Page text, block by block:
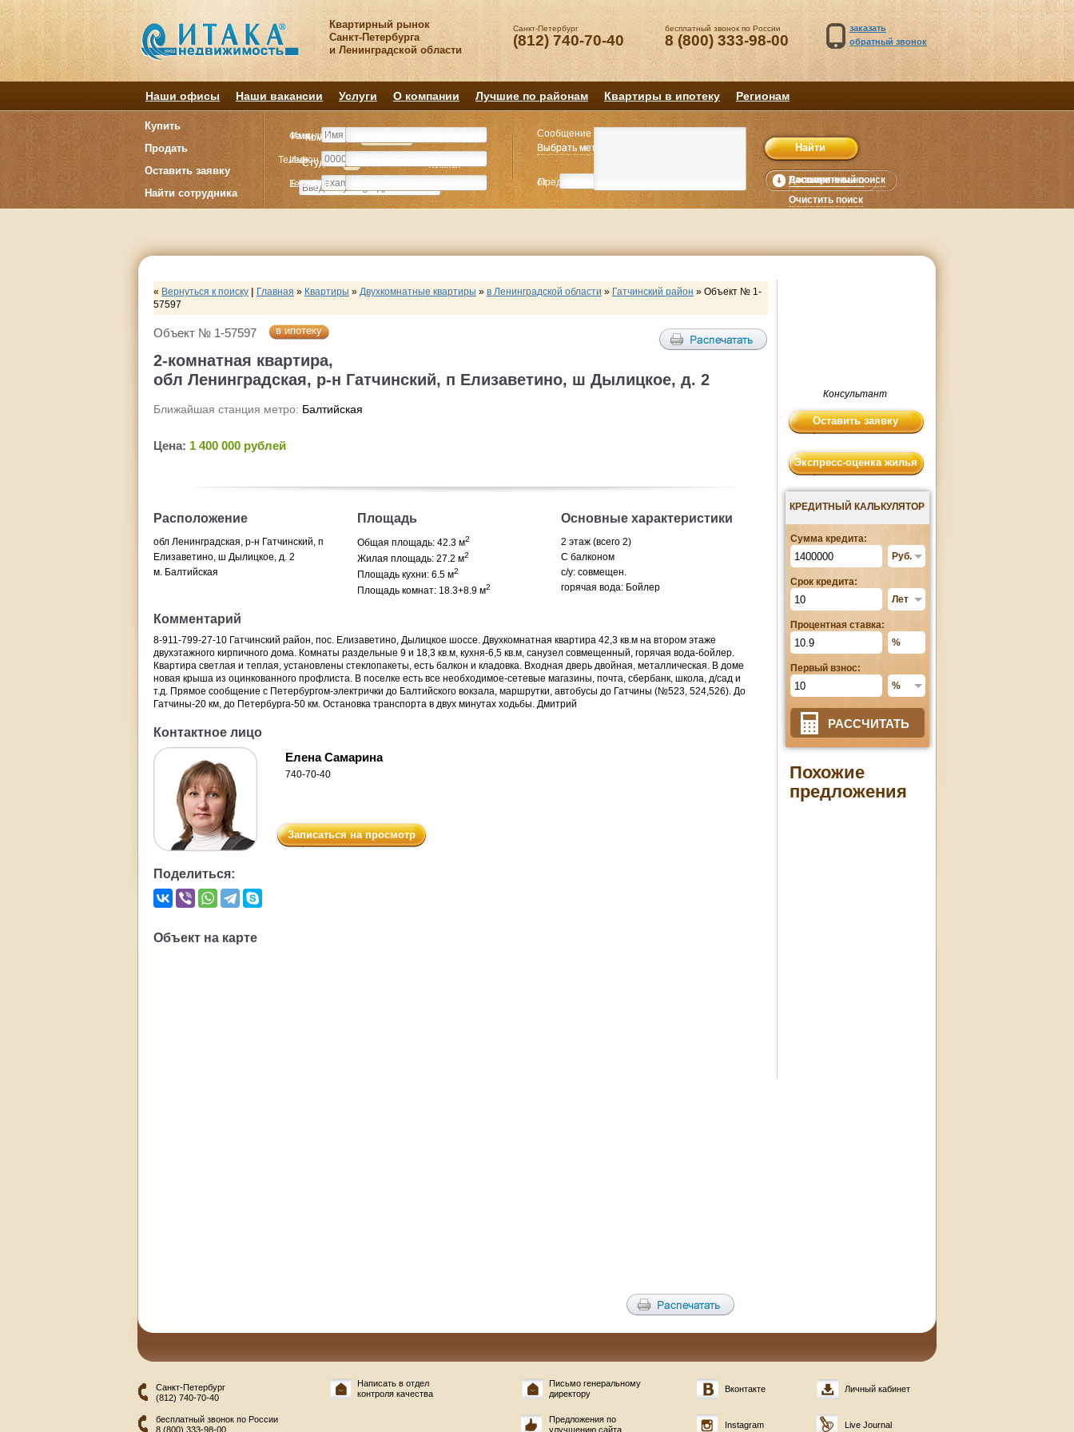
Квартирный рынок
Санкт-Петербурга
и Ленинградской области
Санкт-Петербург
(812) 740-70-40
бесплатный звонок по России
8 (800) 333-98-00
заказать
обратный звонок
Наши офисы Наши вакансии Услуги О компании Лучшие по районам Квартиры в ипотеку Регионам
Купить
Продать
Оставить заявку
Найти сотрудника
Комнату
Студия Комнат
Выбрать метро
от
Расширенный поиск
Очистить поиск
Комнату
Студия Комнат
Выбрать метро
Предпочитаемая цена Дополнительно
Имя
Телефон
E-mail
Сообщение
Фамилия
Имя
Телефон
« Вернуться к поиску Главная » Квартиры » Двухкомнатные квартиры » в Ленинградской области » Гатчинский район » Объект № 1-
57597
Объект № 1-57597 в ипотеку
2-комнатная квартира,
обл Ленинградская, р-н Гатчинский, п Елизаветино, ш Дылицкое, д. 2
Ближайшая станция метро: Балтийская
Цена: 1 400 000 рублей
Расположение
обл Ленинградская, р-н Гатчинский, п
Елизаветино, ш Дылицкое, д. 2
м. Балтийская
Площадь
Общая площадь: 42.3 м2
Жилая площадь: 27.2 м2
Площадь кухни: 6.5 м2
Площадь комнат: 18.3+8.9 м2
Основные характеристики
2 этаж (всего 2)
С балконом
с/у: совмещен.
горячая вода: Бойлер
Комментарий
8-911-799-27-10 Гатчинский район, пос. Елизаветино, Дылицкое шоссе. Двухкомнатная квартира 42,3 кв.м на втором этаже
двухэтажного кирпичного дома. Комнаты раздельные 9 и 18,3 кв.м, кухня-6,5 кв.м, санузел совмещенный, горячая вода-бойлер.
Квартира светлая и теплая, установлены стеклопакеты, есть балкон и кладовка. Входная дверь двойная, металлическая. В доме
новая крыша из оцинкованного профлиста. В поселке есть все необходимое-сетевые магазины, почта, сбербанк, школа, д/сад и
т.д. Прямое сообщение с Петербургом-электрички до Балтийского вокзала, маршрутки, автобусы до Гатчины (№523, 524,526). До
Гатчины-20 км, до Петербурга-50 км. Остановка транспорта в двух минутах ходьбы. Дмитрий
Контактное лицо
Елена Самарина
740-70-40
Записаться на просмотр
Поделиться:
Объект на карте
Консультант
Оставить заявку
Экспресс-оценка жилья
КРЕДИТНЫЙ КАЛЬКУЛЯТОР
Сумма кредита:
Срок кредита:
Процентная ставка:
Первый взнос:
РАССЧИТАТЬ
Похожие
предложения
Санкт-Петербург
(812) 740-70-40
бесплатный звонок по России
8 (800) 333-98-00
Написать в отдел
контроля качества
Письмо генеральному
директору
Предложения по
улучшению сайта
Вконтакте
Instagram
Личный кабинет
Live Journal